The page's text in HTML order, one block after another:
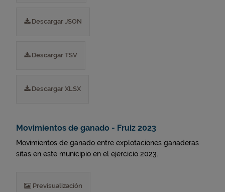
Descargar JSON
Descargar TSV
Descargar XLSX
Movimientos de ganado - Fruiz 2023
Movimientos de ganado entre explotaciones ganaderas
sitas en este municipio en el ejercicio 2023.
Previsualización